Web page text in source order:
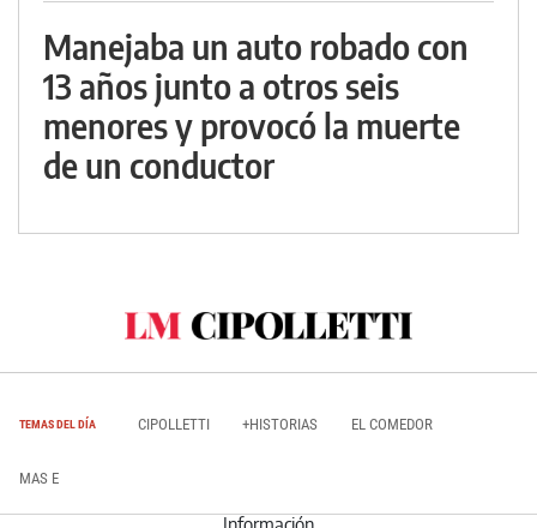
Manejaba un auto robado con
13 años junto a otros seis
menores y provocó la muerte
de un conductor
TEMAS DEL DÍA CIPOLLETTI +HISTORIAS EL COMEDOR
MAS E